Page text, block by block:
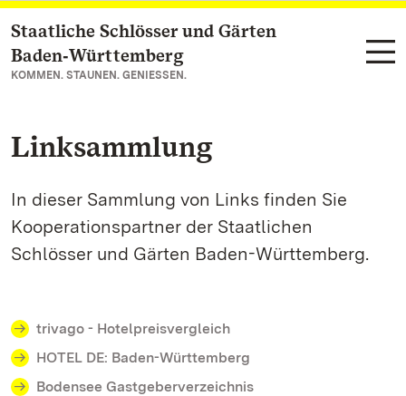
Zum Hauptinhalt springen
Staatliche Schlösser und Gärten
Baden‑Württemberg
KOMMEN. STAUNEN. GENIESSEN.
Linksammlung
In dieser Sammlung von Links finden Sie
Kooperationspartner der Staatlichen
Schlösser und Gärten Baden-Württemberg.
trivago - Hotelpreisvergleich
HOTEL DE: Baden-Württemberg
Bodensee Gastgeberverzeichnis